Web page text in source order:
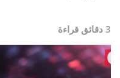
3 دقائق قراءة